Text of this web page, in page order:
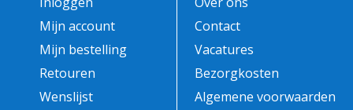
Mijn account
Mijn bestelling
Retouren
Wenslijst
Contact
Vacatures
Bezorgkosten
Algemene voorwaarden